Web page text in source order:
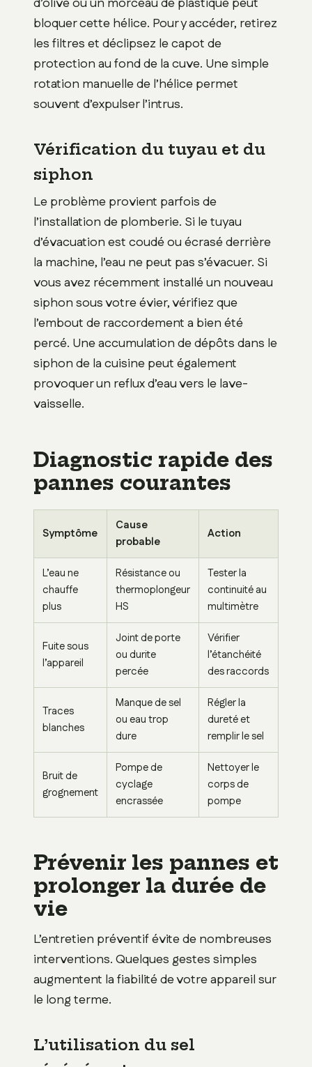
bloquer cette hélice. Pour y accéder, retirez
les filtres et déclipsez le capot de
protection au fond de la cuve. Une simple
rotation manuelle de l’hélice permet
souvent d’expulser l’intrus.
Vérification du tuyau et du
siphon
Le problème provient parfois de
l’installation de plomberie. Si le tuyau
d’évacuation est coudé ou écrasé derrière
la machine, l’eau ne peut pas s’évacuer. Si
vous avez récemment installé un nouveau
siphon sous votre évier, vérifiez que
l’embout de raccordement a bien été
percé. Une accumulation de dépôts dans le
siphon de la cuisine peut également
provoquer un reflux d’eau vers le lave-
vaisselle.
Diagnostic rapide des
pannes courantes
Symptôme
Cause
probable
Action
L’eau ne
chauffe
plus
Résistance ou
thermoplongeur
HS
Tester la
continuité au
multimètre
Fuite sous
l’appareil
Joint de porte
ou durite
percée
Vérifier
l’étanchéité
des raccords
Traces
blanches
Manque de sel
ou eau trop
dure
Régler la
dureté et
remplir le sel
Bruit de
grognement
Pompe de
cyclage
encrassée
Nettoyer le
corps de
pompe
Prévenir les pannes et
prolonger la durée de
vie
L’entretien préventif évite de nombreuses
interventions. Quelques gestes simples
augmentent la fiabilité de votre appareil sur
le long terme.
L’utilisation du sel